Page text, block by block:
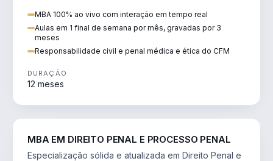
MBA 100% ao vivo com interação em tempo real
Aulas em 1 final de semana por mês, gravadas por 3
meses
Responsabilidade civil e penal médica e ética do CFM
DURAÇÃO
12 meses
MBA EM DIREITO PENAL E PROCESSO PENAL
Especialização sólida e atualizada em Direito Penal e